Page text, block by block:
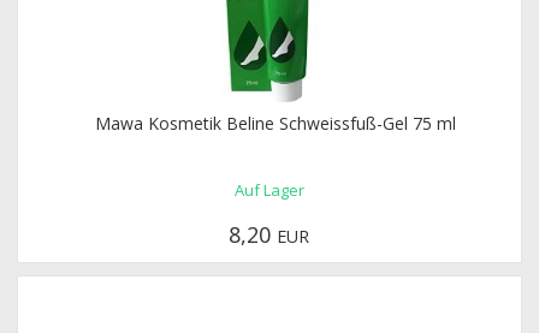
Mawa Kosmetik Beline Schweissfuß-Gel 75 ml
Auf Lager
8,20 EUR